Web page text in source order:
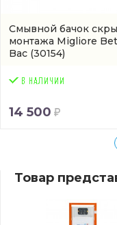
Смывной бачок
монтажа Migliore
Bac (30154)
14 500
Товар